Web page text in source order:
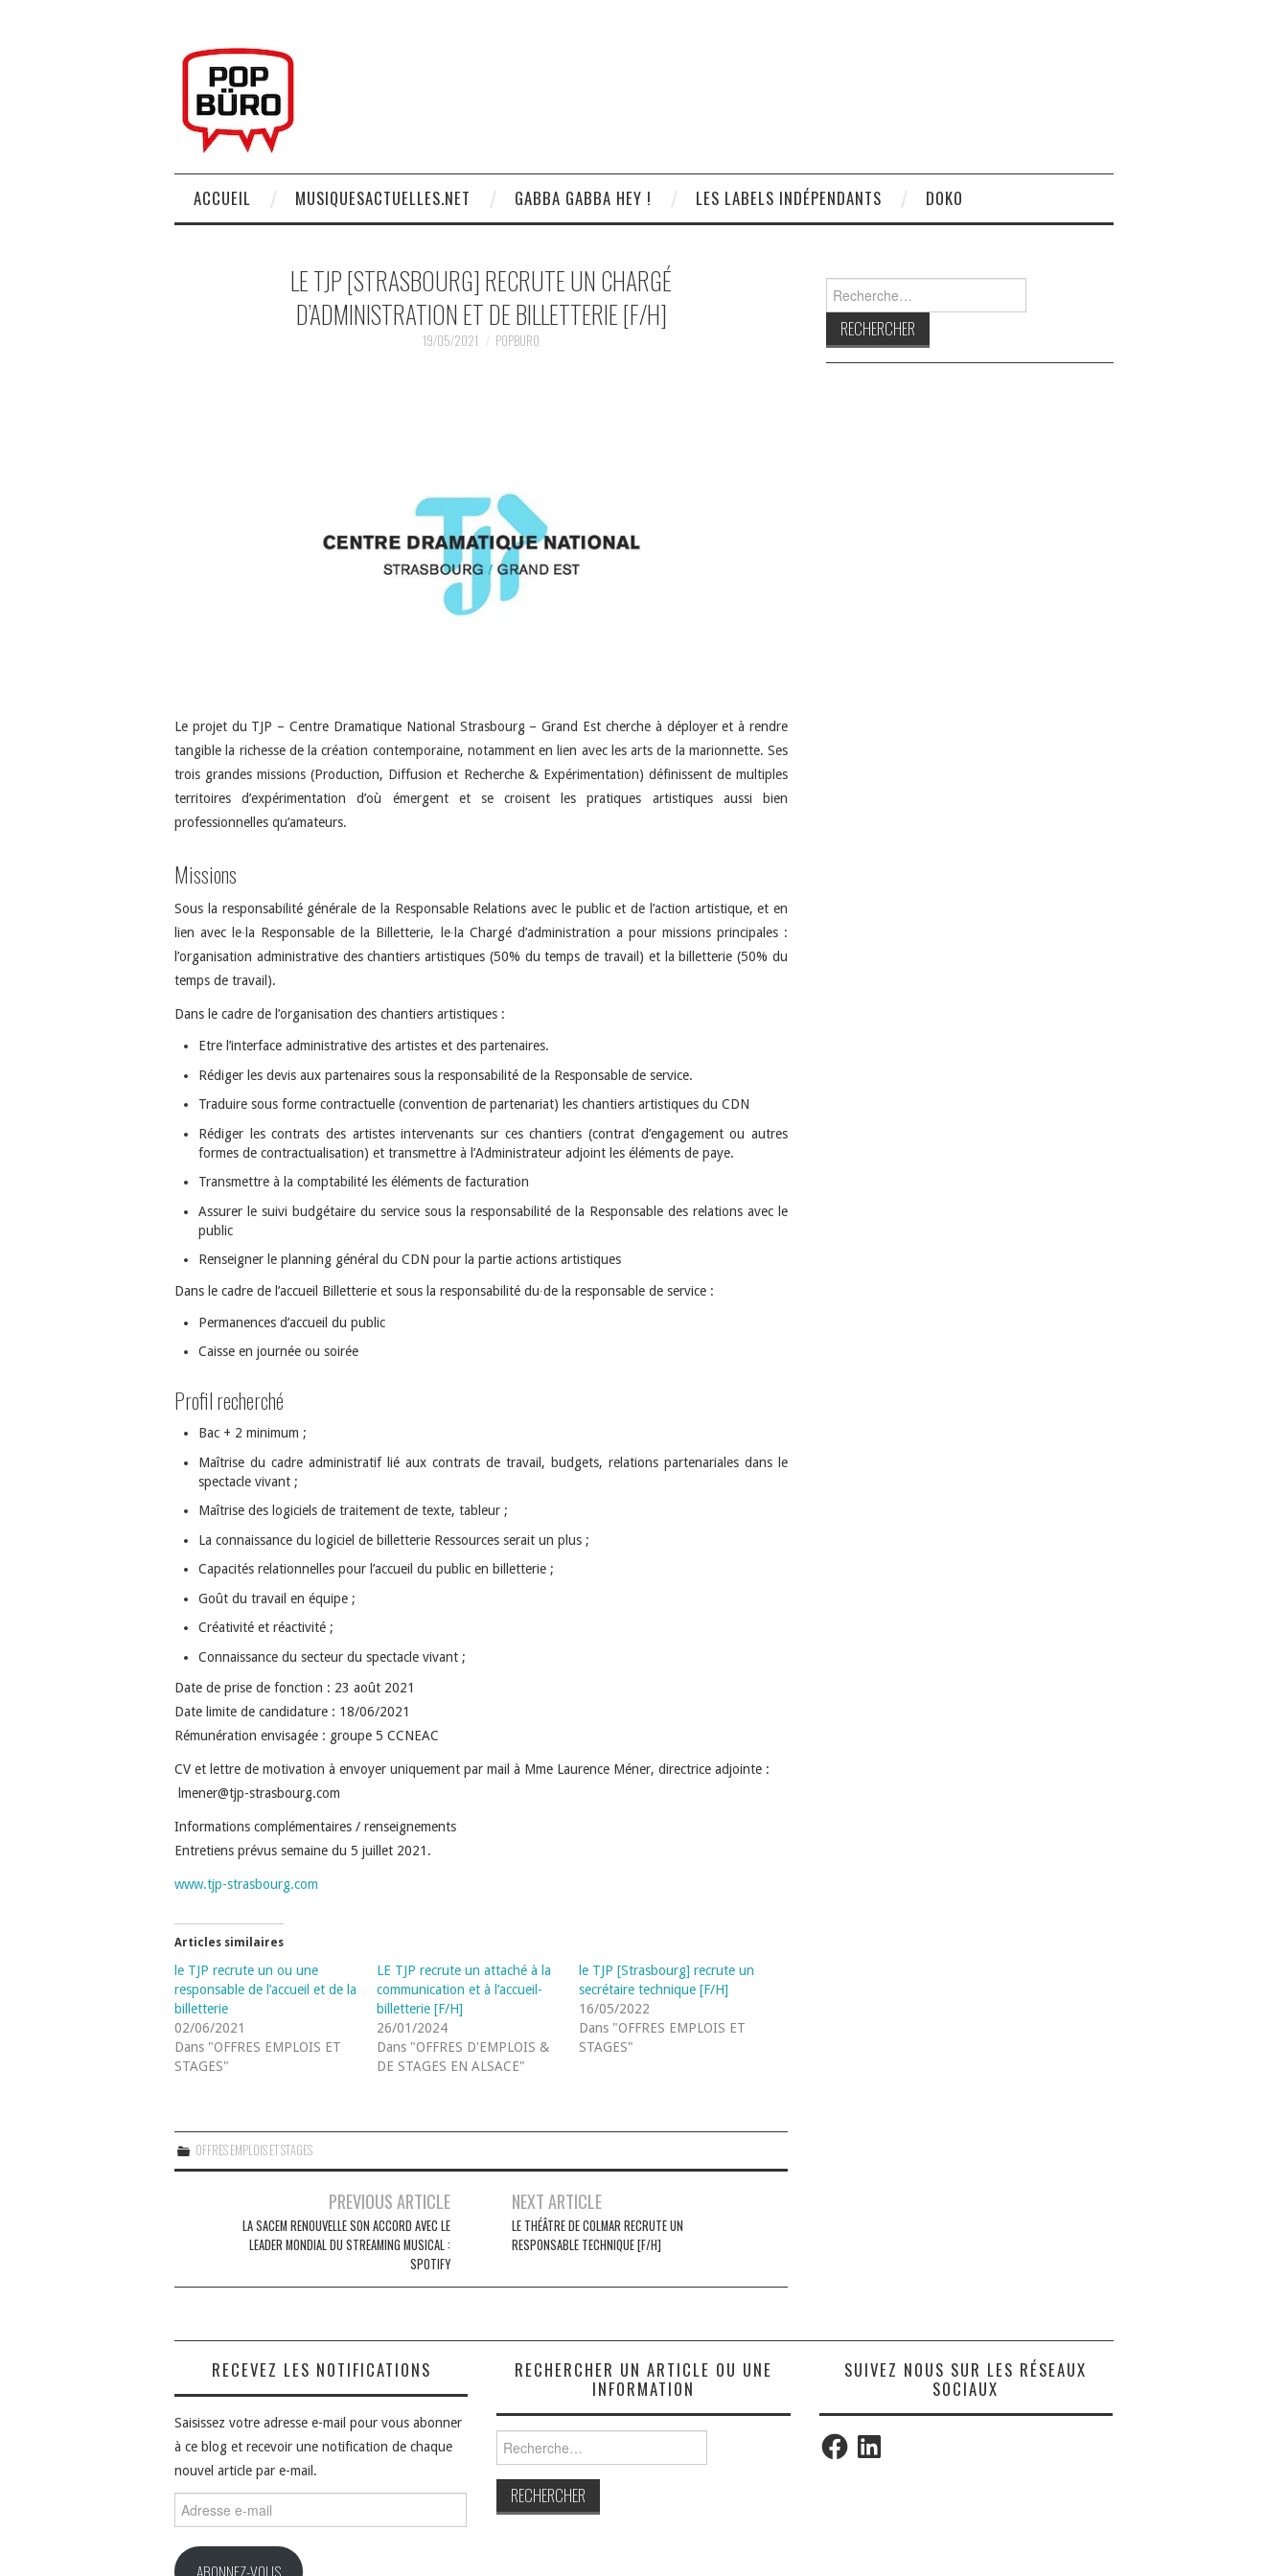
ACCUEIL MUSIQUESACTUELLES.NET GABBA GABBA HEY ! LES LABELS INDÉPENDANTS DOKO
LE TJP [STRASBOURG] RECRUTE UN CHARGÉ
D’ADMINISTRATION ET DE BILLETTERIE [F/H]
19/05/2021 POPBURO
Le projet du TJP – Centre Dramatique National Strasbourg – Grand Est cherche à déployer et à rendre
tangible la richesse de la création contemporaine, notamment en lien avec les arts de la marionnette. Ses
trois grandes missions (Production, Diffusion et Recherche & Expérimentation) définissent de multiples
territoires d’expérimentation d’où émergent et se croisent les pratiques artistiques aussi bien
professionnelles qu’amateurs.
Missions
Sous la responsabilité générale de la Responsable Relations avec le public et de l’action artistique, et en
lien avec le∙la Responsable de la Billetterie, le∙la Chargé d’administration a pour missions principales :
l’organisation administrative des chantiers artistiques (50% du temps de travail) et la billetterie (50% du
temps de travail).
Dans le cadre de l’organisation des chantiers artistiques :
Etre l’interface administrative des artistes et des partenaires.
Rédiger les devis aux partenaires sous la responsabilité de la Responsable de service.
Traduire sous forme contractuelle (convention de partenariat) les chantiers artistiques du CDN
Rédiger les contrats des artistes intervenants sur ces chantiers (contrat d’engagement ou autres
formes de contractualisation) et transmettre à l’Administrateur adjoint les éléments de paye.
Transmettre à la comptabilité les éléments de facturation
Assurer le suivi budgétaire du service sous la responsabilité de la Responsable des relations avec le
public
Renseigner le planning général du CDN pour la partie actions artistiques
Dans le cadre de l’accueil Billetterie et sous la responsabilité du∙de la responsable de service :
Permanences d’accueil du public
Caisse en journée ou soirée
Profil recherché
Bac + 2 minimum ;
Maîtrise du cadre administratif lié aux contrats de travail, budgets, relations partenariales dans le
spectacle vivant ;
Maîtrise des logiciels de traitement de texte, tableur ;
La connaissance du logiciel de billetterie Ressources serait un plus ;
Capacités relationnelles pour l’accueil du public en billetterie ;
Goût du travail en équipe ;
Créativité et réactivité ;
Connaissance du secteur du spectacle vivant ;
Date de prise de fonction : 23 août 2021
Date limite de candidature : 18/06/2021
Rémunération envisagée : groupe 5 CCNEAC
CV et lettre de motivation à envoyer uniquement par mail à Mme Laurence Méner, directrice adjointe :
lmener@tjp-strasbourg.com
Informations complémentaires / renseignements
Entretiens prévus semaine du 5 juillet 2021.
www.tjp-strasbourg.com
Articles similaires
le TJP recrute un ou une
responsable de l’accueil et de la
billetterie
02/06/2021
Dans "OFFRES EMPLOIS ET
STAGES"
LE TJP recrute un attaché à la
communication et à l’accueil-
billetterie [F/H]
26/01/2024
Dans "OFFRES D'EMPLOIS &
DE STAGES EN ALSACE"
le TJP [Strasbourg] recrute un
secrétaire technique [F/H]
16/05/2022
Dans "OFFRES EMPLOIS ET
STAGES"
OFFRES EMPLOIS ET STAGES
PREVIOUS ARTICLE
LA SACEM RENOUVELLE SON ACCORD AVEC LE
LEADER MONDIAL DU STREAMING MUSICAL :
SPOTIFY
NEXT ARTICLE
LE THÉÂTRE DE COLMAR RECRUTE UN
RESPONSABLE TECHNIQUE [F/H]
RECEVEZ LES NOTIFICATIONS
Saisissez votre adresse e-mail pour vous abonner
à ce blog et recevoir une notification de chaque
nouvel article par e-mail.
Adresse
e-
ABONNEZ-VOUS
RECHERCHER UN ARTICLE OU UNE
INFORMATION
Rechercher :
SUIVEZ NOUS SUR LES RÉSEAUX
SOCIAUX
FacebookLinkedIn